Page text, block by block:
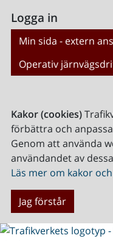
Logga in
Min sida - extern
Operativ
Kakor (cookies)
förbättra och
Genom att använda
användandet av
Läs mer om kakor
Jag förstår